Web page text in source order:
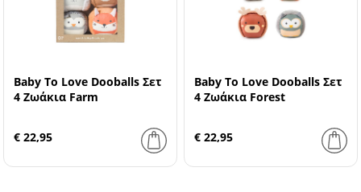
Baby To Love Dooballs Σετ
4 Ζωάκια Farm
€ 22,95
Baby To Love Dooballs Σετ
4 Ζωάκια Forest
€ 22,95